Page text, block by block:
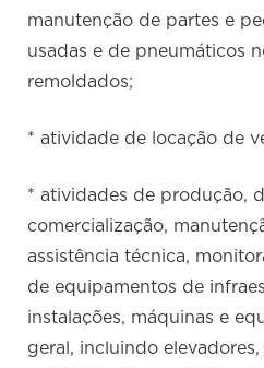
manutenção de partes e
usadas e de pneumáticos
remoldados;
* atividade de locação de
* atividades de produção,
comercialização,
assistência técnica,
de equipamentos de
instalações, máquinas e
geral, incluindo